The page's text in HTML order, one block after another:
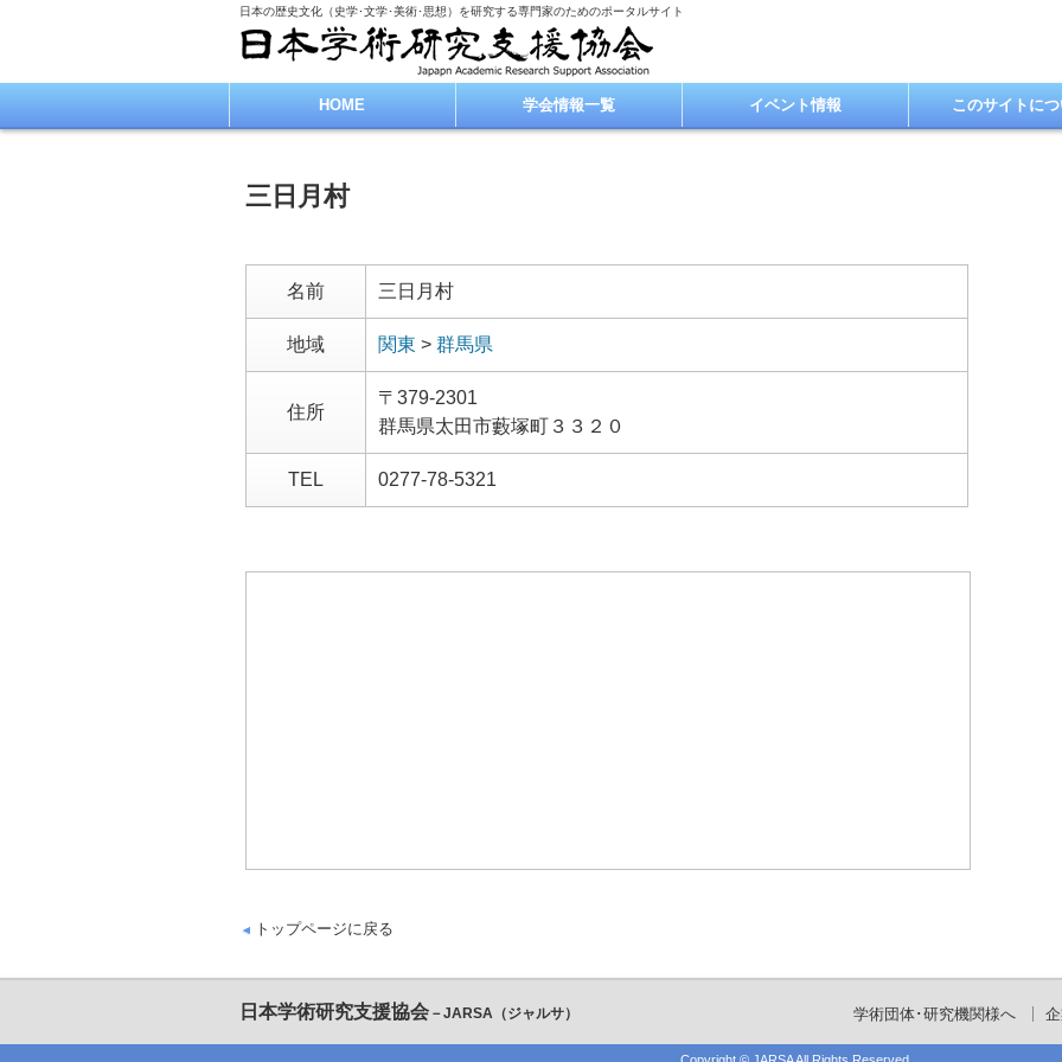
日本の歴史文化（史学･文学･美術･思想）を研究する専門家のためのポータルサイト
HOME 学会情報一覧 イベント情報 このサイトに
三日月村
名前 三日月村
地域 関東 > 群馬県
住所
〒379-2301
群馬県太田市藪塚町３３２０
TEL 0277-78-5321
トップページに戻る
日本学術研究支援協会 －JARSA（ジャルサ） 学術団体･研究機関様へ